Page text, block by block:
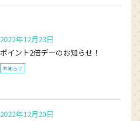
2022年12月23日
ポイント2倍デーのお知らせ！
お知らせ
2022年12月20日